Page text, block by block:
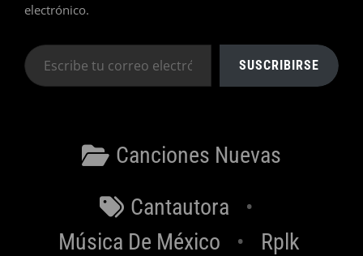
electrónico.
Escribe
tu
SUSCRIBIRSE
Categorías
Canciones Nuevas
Etiquetas
Cantautora
Música De México
Rplk